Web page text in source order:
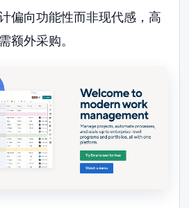
偏向功能性而非现代感，高
额外采购。